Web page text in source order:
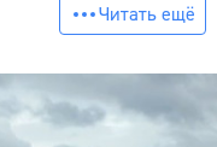
Читать ещё